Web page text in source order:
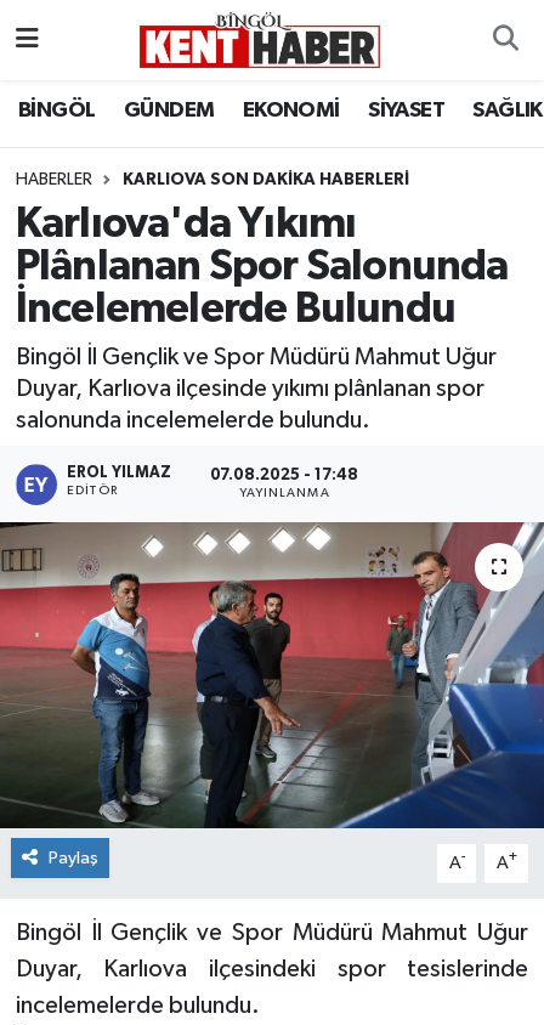
BİNGÖL GÜNDEM EKONOMİ SİYASET SAĞLIK
HABERLER KARLIOVA SON DAKIKA HABERLERI
Karlıova'da Yıkımı
Plânlanan Spor Salonunda
İncelemelerde Bulundu
Bingöl İl Gençlik ve Spor Müdürü Mahmut Uğur
Duyar, Karlıova ilçesinde yıkımı plânlanan spor
salonunda incelemelerde bulundu.
EROL YILMAZ
EDITÖR
07.08.2025 - 17:48
YAYINLANMA
Paylaş A- A+
Bingöl İl Gençlik ve Spor Müdürü Mahmut Uğur
Duyar, Karlıova ilçesindeki spor tesislerinde
incelemelerde bulundu.
BİLİM-TEKNOLOJİ
DÜNYA
EĞİTİM
EKONOMİ
GENÇ
GÜNDEM
KARLIOVA
KİĞI
MERKEZ
RESMİ İLANLAR
SAĞLIK
SİYASET
SPOR
Bingöl Hava Durumu
Bingöl Namaz Vakitleri
Bingöl Trafik Yoğunluk Haritası
Süper Lig Puan Durumu ve Fikstür
Tüm Manşetler
Son Dakika Haberleri
Haber Arşivi